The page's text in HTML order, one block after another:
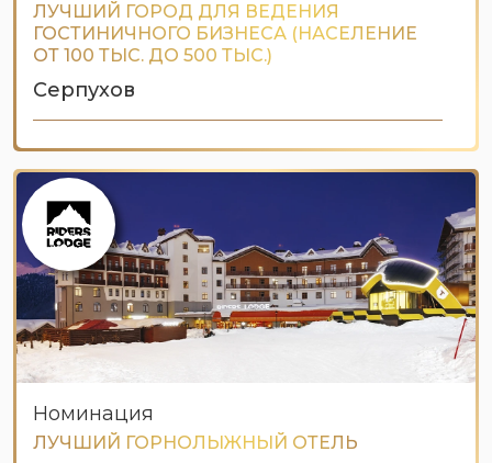
ЛУЧШИЙ ГОРОД ДЛЯ ВЕДЕНИЯ
ГОСТИНИЧНОГО БИЗНЕСА (НАСЕЛЕНИЕ
ОТ 100 ТЫС. ДО 500 ТЫС.)
Серпухов
Номинация
ЛУЧШИЙ ГОРНОЛЫЖНЫЙ ОТЕЛЬ